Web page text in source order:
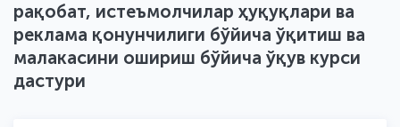
рақобат, истеъмолчилар ҳуқуқлари ва
реклама қонунчилиги бўйича ўқитиш ва
малакасини ошириш бўйича ўқув курси
дастури